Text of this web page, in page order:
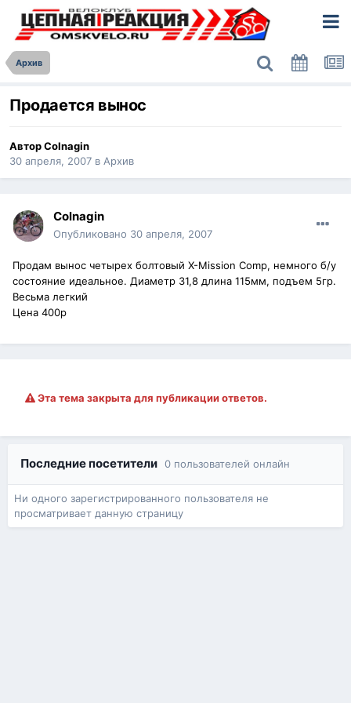
Архив
Продается вынос
АвторColnagin
30 апреля, 2007 в Архив
Colnagin
Опубликовано 30 апреля, 2007
Продам вынос четырех болтовый X-Mission Comp, немного б/у
состояние идеальное. Диаметр 31,8 длина 115мм, подъем 5гр.
Весьма легкий
Цена 400р
Эта тема закрыта для публикации ответов.
Последние посетители 0 пользователей онлайн
Ни одного зарегистрированного пользователя не
просматривает данную страницу